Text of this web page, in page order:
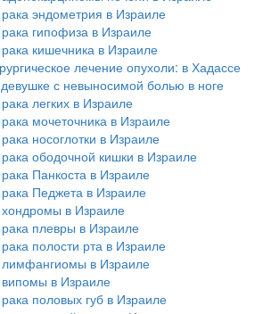
эндометрия в Израиле
гипофиза в Израиле
кишечника в Израиле
лечение опухоли: в Хадассе
с невыносимой болью в ноге
легких в Израиле
мочеточника в Израиле
носоглотки в Израиле
ободочной кишки в Израиле
Панкоста в Израиле
Педжета в Израиле
в Израиле
плевры в Израиле
полости рта в Израиле
в Израиле
в Израиле
половых губ в Израиле